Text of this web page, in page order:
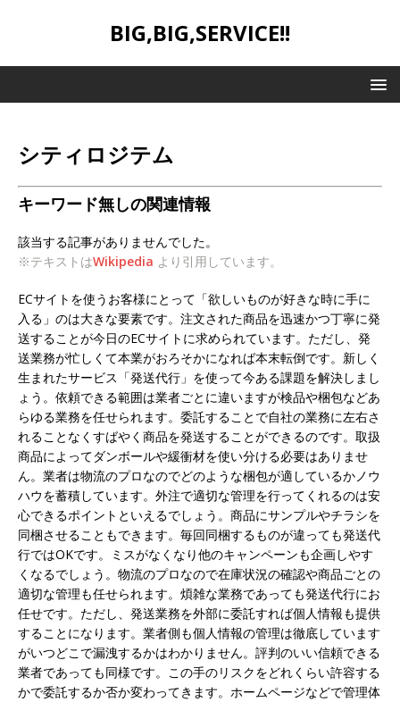
BIG,BIG,SERVICE!!
シティロジテム
キーワード無しの関連情報
該当する記事がありませんでした。
※テキストはWikipedia より引用しています。
ECサイトを使うお客様にとって「欲しいものが好きな時に手に
入る」のは大きな要素です。注文された商品を迅速かつ丁寧に発
送することが今日のECサイトに求められています。ただし、発
送業務が忙しくて本業がおろそかになれば本末転倒です。新しく
生まれたサービス「発送代行」を使って今ある課題を解決しまし
ょう。依頼できる範囲は業者ごとに違いますが検品や梱包などあ
らゆる業務を任せられます。委託することで自社の業務に左右さ
れることなくすばやく商品を発送することができるのです。取扱
商品によってダンボールや緩衝材を使い分ける必要はありませ
ん。業者は物流のプロなのでどのような梱包が適しているかノウ
ハウを蓄積しています。外注で適切な管理を行ってくれるのは安
心できるポイントといえるでしょう。商品にサンプルやチラシを
同梱させることもできます。毎回同梱するものが違っても発送代
行ではOKです。ミスがなくなり他のキャンペーンも企画しやす
くなるでしょう。物流のプロなので在庫状況の確認や商品ごとの
適切な管理も任せられます。煩雑な業務であっても発送代行にお
任せです。ただし、発送業務を外部に委託すれば個人情報も提供
することになります。業者側も個人情報の管理は徹底しています
がいつどこで漏洩するかはわかりません。評判のいい信頼できる
業者であっても同様です。この手のリスクをどれくらい許容する
かで委託するか否か変わってきます。ホームページなどで管理体